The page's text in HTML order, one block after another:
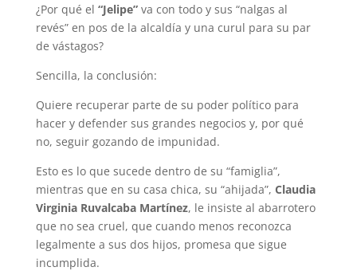
¿Por qué el “Jelipe” va con todo y sus “nalgas al
revés” en pos de la alcaldía y una curul para su par
de vástagos?
Sencilla, la conclusión:
Quiere recuperar parte de su poder político para
hacer y defender sus grandes negocios y, por qué
no, seguir gozando de impunidad.
Esto es lo que sucede dentro de su “famiglia”,
mientras que en su casa chica, su “ahijada”, Claudia
Virginia Ruvalcaba Martínez, le insiste al abarrotero
que no sea cruel, que cuando menos reconozca
legalmente a sus dos hijos, promesa que sigue
incumplida.